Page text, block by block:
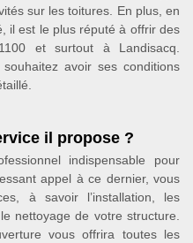
sur les toitures. En plus, en
il est le plus réputé à offrir des
et surtout à Landisacq.
avoir ses conditions
il propose ?
indispensable pour
appel à ce dernier, vous
à savoir l’installation, les
nettoyage de votre structure.
vous offrira toutes les